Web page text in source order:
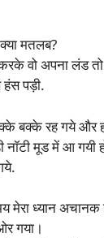
मतलब?
वो अपना लंड तो
पड़ी.
बक्के रह गये और
मूड में आ गयी
मेरा ध्यान
गया।